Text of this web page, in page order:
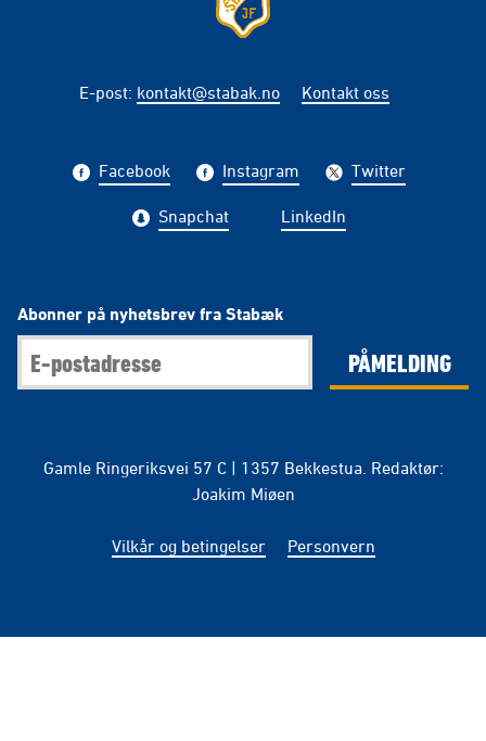
E-post: kontakt@stabak.no Kontakt oss
Facebook Instagram Twitter
Snapchat LinkedIn
Abonner på nyhetsbrev fra Stabæk
PÅMELDING
Gamle Ringeriksvei 57 C | 1357 Bekkestua. Redaktør:
Joakim Miøen
Vilkår og betingelser Personvern